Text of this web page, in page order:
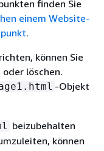
finden Sie
einem Website-
.
können Sie
löschen.
-Objekt
beizubehalten
können